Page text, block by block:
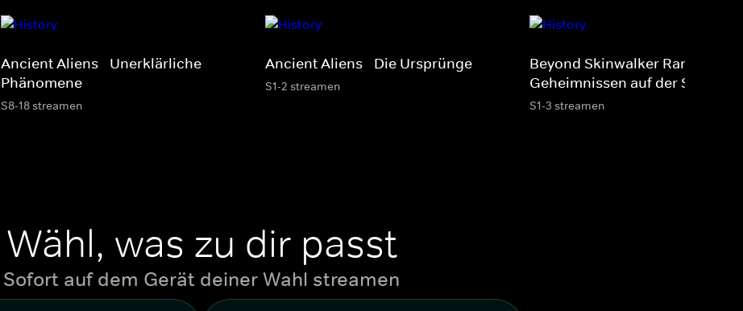
Ancient Aliens - Unerklärliche
Phänomene
S8-18 streamen
Ancient Aliens - Die Ursprünge
S1-2 streamen
Beyond Skinwalker Ranch -
Geheimnissen auf der Spur
S1-3 streamen
Wähl, was zu dir passt
Sofort auf dem Gerät deiner Wahl streamen